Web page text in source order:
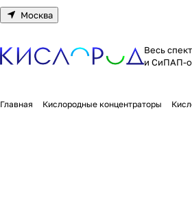
Москва
Весь
и СиПАП-
Главная Кислородные концентраторы